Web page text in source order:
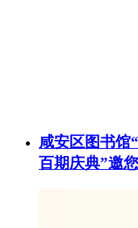
咸安区图书馆
百期庆典”邀